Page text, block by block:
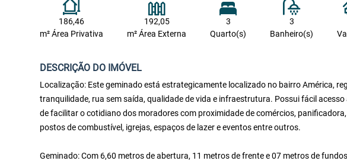
186,46
m² Área Privativa
192,05
m² Área Externa
3
Quarto(s)
3
Banheiro(s)
DESCRIÇÃO DO IMÓVEL
Localização: Este geminado está estrategicamente localizado no bairro América,
tranquilidade, rua sem saída, qualidade de vida e infraestrutura. Possui fácil
de facilitar o cotidiano dos moradores com proximidade de comércios,
postos de combustível, igrejas, espaços de lazer e eventos entre outros.
Geminado: Com 6,60 metros de abertura, 11 metros de frente e 07 metros de